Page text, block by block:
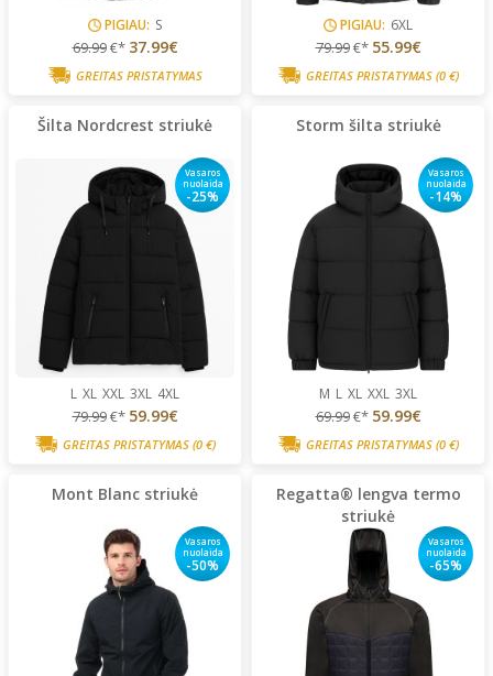
PIGIAU: S
69.99€* 37.99€
GREITAS PRISTATYMAS
PIGIAU: 6XL
79.99€* 55.99€
GREITAS PRISTATYMAS (0 €)
Šilta Nordcrest striukė
Vasaros
nuolaida
-25%
L XL XXL 3XL 4XL
79.99€* 59.99€
GREITAS PRISTATYMAS (0 €)
Storm šilta striukė
Vasaros
nuolaida
-14%
M L XL XXL 3XL
69.99€* 59.99€
GREITAS PRISTATYMAS (0 €)
Mont Blanc striukė
Vasaros
nuolaida
-50%
Regatta® lengva termo
striukė
Vasaros
nuolaida
-65%